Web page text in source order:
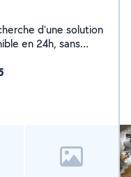
en 24h, sans
services de ménage
mes principaux
: * Vitres
out, ménage, état
Je touche aussi tout